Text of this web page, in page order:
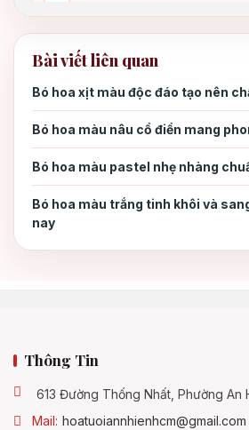
3.1 Các vườn hoa hồng nổi
Ý nghĩa của hoa hồng
4.3 Ý nghĩa hoa hồng Đà Lạt
5. Ứng dụng của hoa hồng
Bài viết liên quan
Bó hoa xịt màu độc đáo tạo nên
Bó hoa màu nâu cổ điển mang
Bó hoa màu pastel nhẹ nhàng
Bó hoa màu trắng tinh khôi và
nay
Thông Tin
613 Đường Thống Nhất, Phường An
Mail: hoatuoiannhienhcm@gmail.com